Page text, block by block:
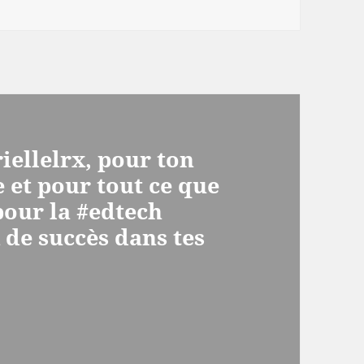
pour ton
et pour tout ce que
la #edtech
succès dans tes